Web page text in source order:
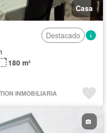
Casa
Destacado
180 m²
INMOBILIARIA